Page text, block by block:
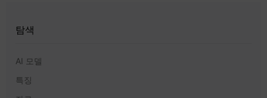
탐색
AI 모델
특징